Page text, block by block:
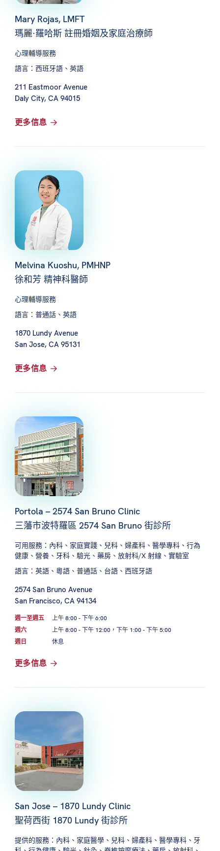
Mary Rojas, LMFT
瑪麗·羅哈斯 註冊婚姻及家庭治療師
心理輔導服務
語言：西班牙語、英語
211 Eastmoor Avenue
Daly City, CA 94015
更多信息
Melvina Kuoshu, PMHNP
徐和芳 精神科醫師
心理輔導服務
語言：普通話、英語
1870 Lundy Avenue
San Jose, CA 95131
更多信息
Portola – 2574 San Bruno Clinic
三藩市波特羅區 2574 San Bruno 街診所
可用服務：內科、家庭實踐、兒科、婦產科、醫學專科、行為
健康、營養、牙科、驗光、藥房、放射科/X 射線、實驗室
語言：英語、粵語、普通話、台語、西班牙語
2574 San Bruno Avenue
San Francisco, CA 94134
週一至週五
上午 8:00 - 下午 6:00
週六
上午 8:00 - 下午 12:00，下午 1:00 - 下午 5:00
週日
休息
更多信息
San Jose – 1870 Lundy Clinic
聖荷西街 1870 Lundy 街診所
提供的服務：內科、家庭醫學、兒科、婦產科、醫學專科、牙